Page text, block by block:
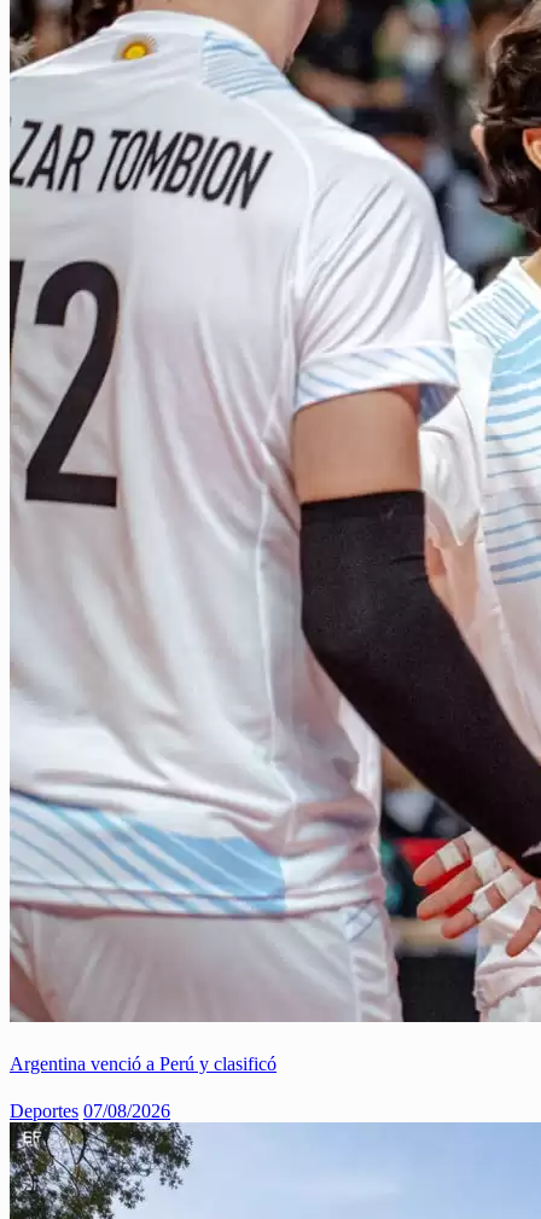
Argentina venció a Perú y clasificó
Deportes 07/08/2026